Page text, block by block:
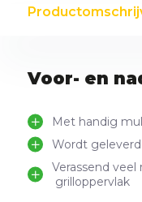
Voor- en
Met handig
Wordt
Verassend
grilloppervlak